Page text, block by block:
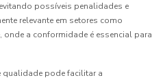
possíveis penalidades e
relevante em setores como
onde a conformidade é essencial para
qualidade pode facilitar a